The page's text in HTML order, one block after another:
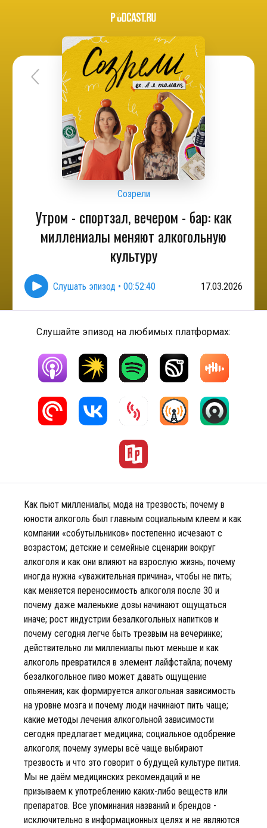
Созрели
Утром - спортзал, вечером - бар: как
миллениалы меняют алкогольную
культуру
Слушать эпизод • 00:52:40 17.03.2026
Слушайте эпизод на любимых платформах:
Как пьют миллениалы; мода на трезвость; почему в
юности алкоголь был главным социальным клеем и как
компании «собутыльников» постепенно исчезают с
возрастом; детские и семейные сценарии вокруг
алкоголя и как они влияют на взрослую жизнь; почему
иногда нужна «уважительная причина», чтобы не пить;
как меняется переносимость алкоголя после 30 и
почему даже маленькие дозы начинают ощущаться
иначе; рост индустрии безалкогольных напитков и
почему сегодня легче быть трезвым на вечеринке;
действительно ли миллениалы пьют меньше и как
алкоголь превратился в элемент лайфстайла; почему
безалкогольное пиво может давать ощущение
опьянения; как формируется алкогольная зависимость
на уровне мозга и почему люди начинают пить чаще;
какие методы лечения алкогольной зависимости
сегодня предлагает медицина; социальное одобрение
алкоголя; почему зумеры всё чаще выбирают
трезвость и что это говорит о будущей культуре пития.
Мы не даём медицинских рекомендаций и не
призываем к употреблению каких-либо веществ или
препаратов. Все упоминания названий и брендов -
исключительно в информационных целях и не являются